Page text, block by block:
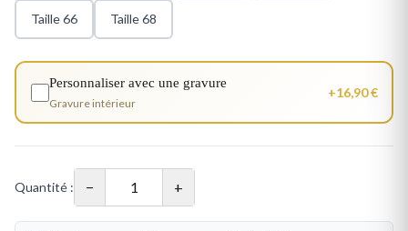
Taille 66 Taille 68
Personnaliser avec une gravure
Gravure intérieur
+16,90 €
Quantité : − +